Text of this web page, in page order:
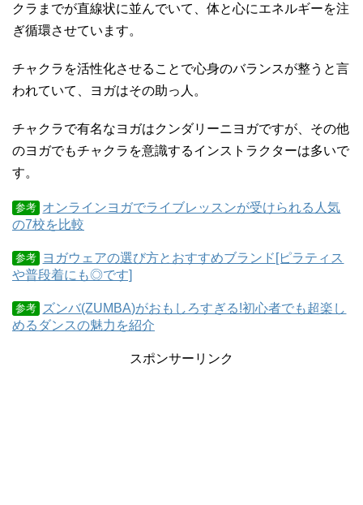
クラまでが直線状に並んでいて、体と心にエネルギーを注
ぎ循環させています。
チャクラを活性化させることで心身のバランスが整うと言
われていて、ヨガはその助っ人。
チャクラで有名なヨガはクンダリーニヨガですが、その他
のヨガでもチャクラを意識するインストラクターは多いで
す。
参考 オンラインヨガでライブレッスンが受けられる人気
の7校を比較
参考
ヨガウェアの選び方とおすすめブランド[ピラティス
や普段着にも◎です]
参考
ズンバ(ZUMBA)がおもしろすぎる!初心者でも超楽し
めるダンスの魅力を紹介
スポンサーリンク